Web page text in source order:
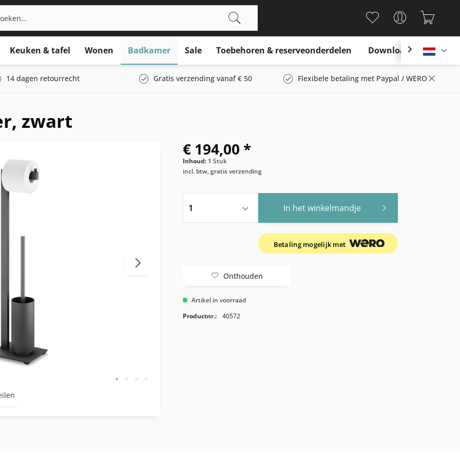
Keuken & tafel Wonen Badkamer Sale Toebehoren & reserveonderdelen Download
14 dagen retourrecht Gratis verzending vanaf € 50 Flexibele betaling met Paypal / WERO
zwart
€ 194,00 *
Inhoud: 1 Stuk
incl. btw, gratis verzending
In het winkelmandje
Betaling mogelijk met
Onthouden
Artikel in voorraad
Productnr.:
40572